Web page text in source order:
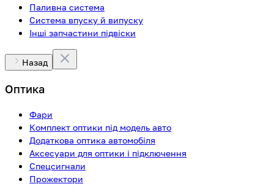
Паливна система
Система впуску й випуску
Інші запчастини підвіски
Назад
Оптика
Фари
Комплект оптики під модель авто
Додаткова оптика автомобіля
Аксесуари для оптики і підключення
Спецсигнали
Прожектори